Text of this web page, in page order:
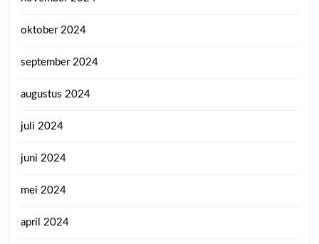
oktober 2024
september 2024
augustus 2024
juli 2024
juni 2024
mei 2024
april 2024